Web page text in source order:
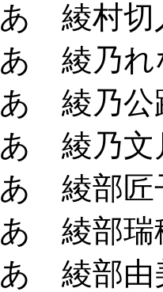
あ 綾村
あ 綾乃
あ 綾乃公
あ 綾乃文
あ 綾部匠
あ 綾部瑞
あ 綾部由